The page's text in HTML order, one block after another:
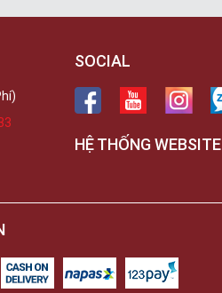
SOCIAL
HỆ THỐNG WEBSITE